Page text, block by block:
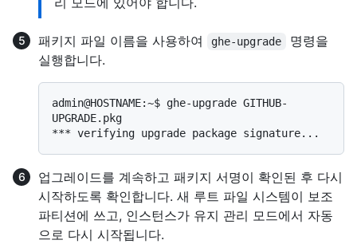
패키지 파일 이름을 사용하여 ghe-upgrade
명령을
실행합니다.
admin@HOSTNAME:~$ ghe-upgrade GITHUB-
UPGRADE.pkg
업그레이드를 계속하고 패키지 서명이 확인된 후 다시
시작하도록 확인합니다. 새 루트 파일 시스템이 보조
파티션에 쓰고, 인스턴스가 유지 관리 모드에서 자동
으로 다시 시작됩니다.